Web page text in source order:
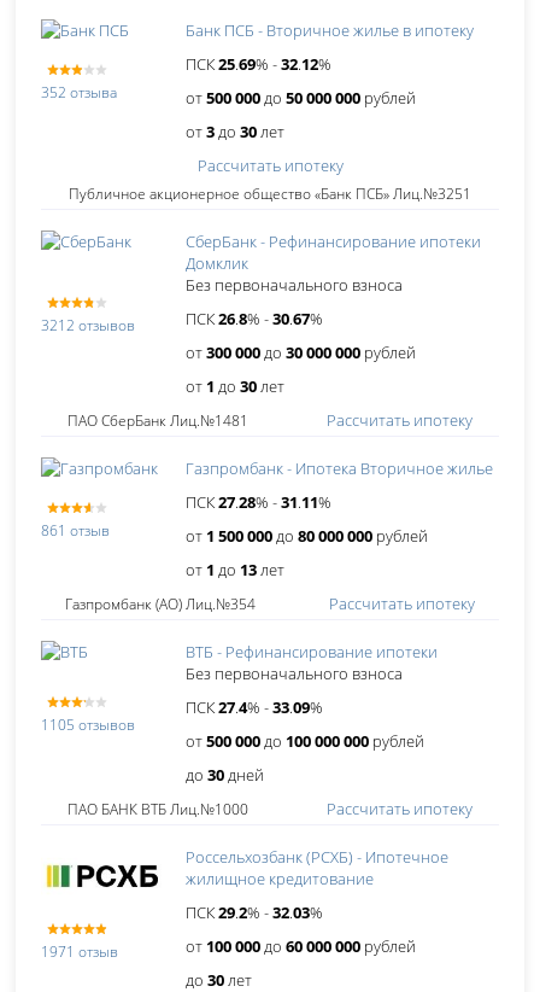
352 отзыва
Банк ПСБ - Вторичное жилье в ипотеку
ПСК25.69% -32.12%
от500 000до50 000 000 рублей
от3до30лет
Публичное акционерное общество «Банк ПСБ» Лиц.№3251
Рассчитать ипотеку
3212 отзывов
СберБанк - Рефинансирование ипотеки
Домклик
Без первоначального взноса
ПСК26.8% -30.67%
от300 000до30 000 000 рублей
от 1 до30лет
ПАО СберБанк Лиц.№1481 Рассчитать ипотеку
861 отзыв
Газпромбанк - Ипотека Вторичное жилье
ПСК27.28% -31.11%
от 1 500 000до80 000 000 рублей
от 1 до 13лет
Газпромбанк (АО) Лиц.№354 Рассчитать ипотеку
1105 отзывов
ВТБ - Рефинансирование ипотеки
Без первоначального взноса
ПСК27.4% -33.09%
от500 000до 100 000 000 рублей
до30дней
ПАО БАНК ВТБ Лиц.№1000 Рассчитать ипотеку
1971 отзыв
Россельхозбанк (РСХБ) - Ипотечное
жилищное кредитование
ПСК29.2% -32.03%
от 100 000до60 000 000 рублей
до30лет